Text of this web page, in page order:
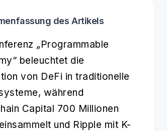
des Artikels
„Programmable
beleuchtet die
von DeFi in traditionelle
während
Capital 700 Millionen
und Ripple mit K-